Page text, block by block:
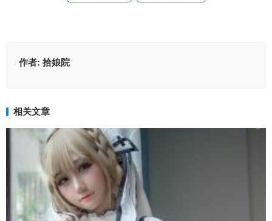
作者: 拾娘院
相关文章